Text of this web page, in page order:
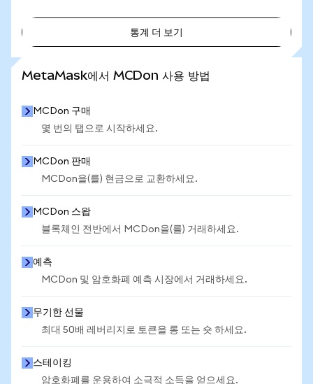
통계 더 보기
MetaMask에서 MCDon 사용 방법
MCDon 구매
몇 번의 탭으로 시작하세요.
MCDon 판매
MCDon을(를) 현금으로 교환하세요.
MCDon 스왑
블록체인 전반에서 MCDon을(를) 거래하세요.
예측
MCDon 및 암호화폐 예측 시장에서 거래하세요.
무기한 선물
최대 50배 레버리지로 토큰을 롱 또는 숏 하세요.
스테이킹
암호화폐를 운용하여 소극적 소득을 얻으세요.